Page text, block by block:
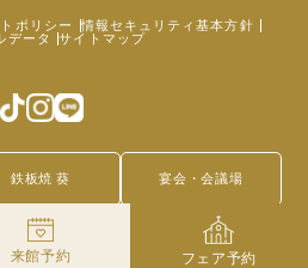
フェア予約
来館予約
ポリシー
情報セキュリティ基本方針
データ
サイトマップ
鉄板焼 葵 宴会・会議場